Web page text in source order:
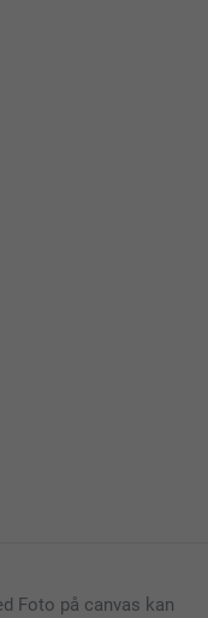
Foto på canvas kan